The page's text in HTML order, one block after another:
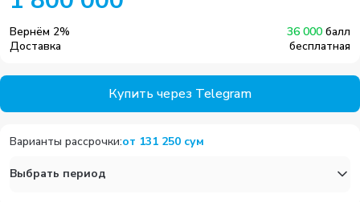
Вернём 2% 36 000 балл
Доставка
бесплатная
Купить через Telegram
Варианты рассрочки:от 131 250 сум
Выбрать период